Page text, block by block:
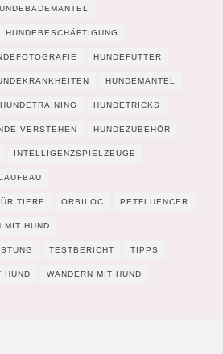
HUNDEBESCHÄFTIGUNG
HUNDEFUTTER
HUNDEMANTEL
HUNDETRAINING HUNDETRICKS
VERSTEHEN HUNDEZUBEHÖR
INTELLIGENZSPIELZEUGE
TIERE ORBILOC PETFLUENCER
MIT HUND
TESTBERICHT TIPPS
HUND WANDERN MIT HUND